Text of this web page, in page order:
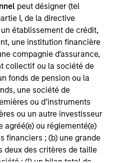
peut désigner (tel
I, de la directive
un établissement de crédit,
une institution financière
compagnie d'assurance,
collectif ou la société de
fonds de pension ou la
une société de
ou d’instruments
ou un autre investisseur
ou réglementé(e)
financiers ; (b) une grande
deux des critères de taille
laws of such jurisdiction.
a loss of principal.
detail page for important
including additional risk